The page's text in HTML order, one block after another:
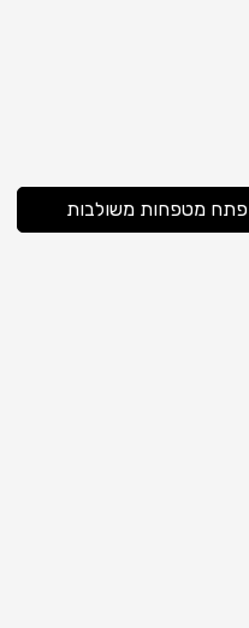
פתח מטפחות משולבות